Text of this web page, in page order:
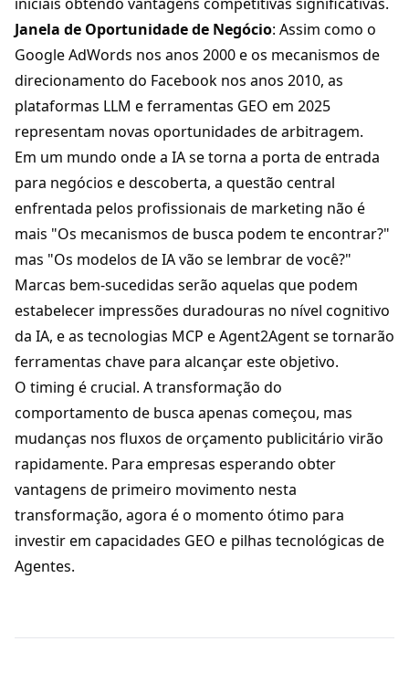
Janela de Oportunidade de Negócio: Assim como o
Google AdWords nos anos 2000 e os mecanismos de
direcionamento do Facebook nos anos 2010, as
plataformas LLM e ferramentas GEO em 2025
representam novas oportunidades de arbitragem.
Em um mundo onde a IA se torna a porta de entrada
para negócios e descoberta, a questão central
enfrentada pelos profissionais de marketing não é
mais "Os mecanismos de busca podem te encontrar?"
mas "Os modelos de IA vão se lembrar de você?"
Marcas bem-sucedidas serão aquelas que podem
estabelecer impressões duradouras no nível cognitivo
da IA, e as tecnologias MCP e Agent2Agent se tornarão
ferramentas chave para alcançar este objetivo.
O timing é crucial. A transformação do
comportamento de busca apenas começou, mas
mudanças nos fluxos de orçamento publicitário virão
rapidamente. Para empresas esperando obter
vantagens de primeiro movimento nesta
transformação, agora é o momento ótimo para
investir em capacidades GEO e pilhas tecnológicas de
Agentes.